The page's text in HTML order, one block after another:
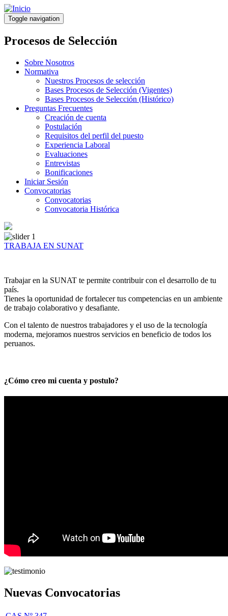
Pasar
al
contenido
principal
Toggle navigation
Procesos de Selección
Sobre Nosotros
Normativa
Nuestros Procesos de selección
Bases Procesos de Selección (Vigentes)
Bases Procesos de Selección (Histórico)
Preguntas Frecuentes
Creación de cuenta
Postulación
Requisitos del perfil del puesto
Experiencia Laboral
Evaluaciones
Entrevistas
Bonificaciones
Iniciar Sesión
Convocatorias
Convocatorias
Convocatoria Histórica
TRABAJA EN SUNAT
Trabajar en la SUNAT te permite contribuir con el desarrollo de tu
país.
Tienes la oportunidad de fortalecer tus competencias en un ambiente
de trabajo colaborativo y desafiante.
Con el talento de nuestros trabajadores y el uso de la tecnología
moderna, mejoramos nuestros servicios en beneficio de todos los
peruanos.
¿Cómo creo mi cuenta y postulo?
Nuevas Convocatorias